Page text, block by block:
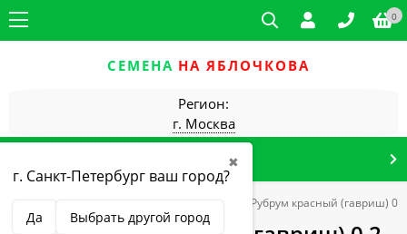
0
СЕМЕНА НА ЯБЛОЧКОВА
Регион:
г. Москва
✖
г. Санкт-Петербург ваш город?
Да Выбрать другой город
Гавриш (г) Лен Рубрум красный (гавриш)